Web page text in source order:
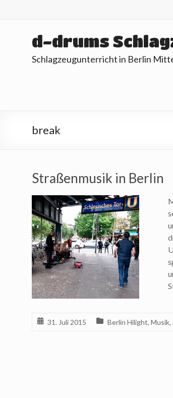
d-drums
Schlagzeugunterricht in Berlin
break
Straßenmusik in Berlin
31. Juli 2015 Berlin Hilight, Musik,